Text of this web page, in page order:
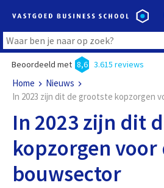
Beoordeeld met 8,6 3.615 reviews
Home
Nieuws
In 2023 zijn dit de grootste kopzorgen
In 2023 zijn dit
kopzorgen voor
bouwsector